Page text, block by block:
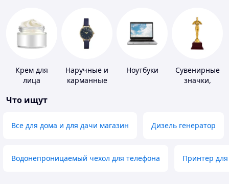
Крем для
лица
Наручные и
карманные
Ноутбуки
Сувенирные
значки,
Что ищут
Все для дома и для дачи магазин Дизель генератор
Водонепроницаемый чехол для телефона Принтер